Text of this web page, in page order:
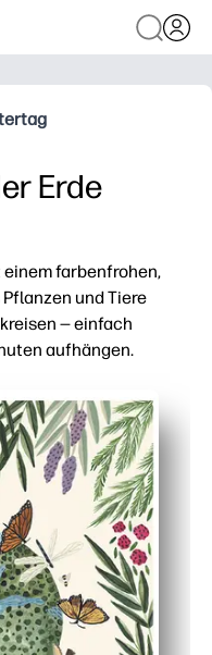
Erde
einem farbenfrohen,
und Tiere
— einfach
aufhängen.
— für eine
Bildern von Flora
— fördert Wortschatz,
Sie es an einer Wand